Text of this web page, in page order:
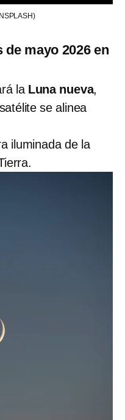
mayo 2026 en
la Luna nueva,
se alinea
iluminada de la